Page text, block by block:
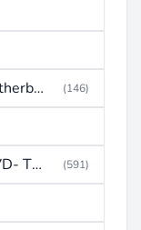
Tarjeta madre de PC - ( Motherboard ) (146)
Televideo (TV-VCR. TV-DVD- TV-DVD-VCR) (591)